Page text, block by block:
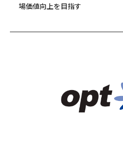
場価値向上を目指す